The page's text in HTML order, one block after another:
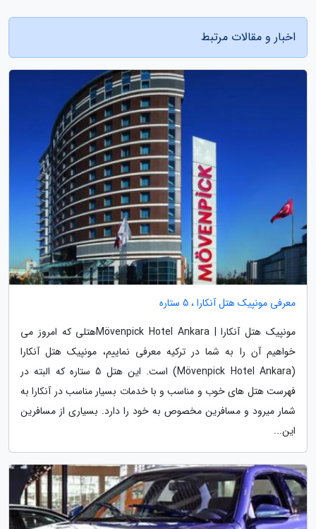
اخبار و مقالات مرتبط
معرفی مونپیک هتل آنکارا ، 5 ستاره
مونپیک هتل آنکارا | Mövenpick Hotel Ankaraهتلی که امروز می
خواهیم آن را به شما در ترکیه معرفی نماییم، مونپیک هتل آنکارا
(Mövenpick Hotel Ankara) است. این هتل 5 ستاره که البته در
فهرست هتل های خوب و مناسب و با خدمات بسیار مناسب در آنکارا به
شمار میرود و مسافرین مخصوص به خود را دارد. بسیاری از مسافرین
این...